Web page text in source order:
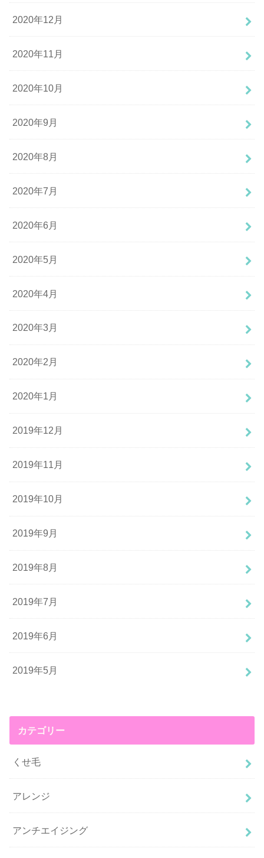
2020年12月
2020年11月
2020年10月
2020年9月
2020年8月
2020年7月
2020年6月
2020年5月
2020年4月
2020年3月
2020年2月
2020年1月
2019年12月
2019年11月
2019年10月
2019年9月
2019年8月
2019年7月
2019年6月
2019年5月
カテゴリー
くせ毛
アレンジ
アンチエイジング